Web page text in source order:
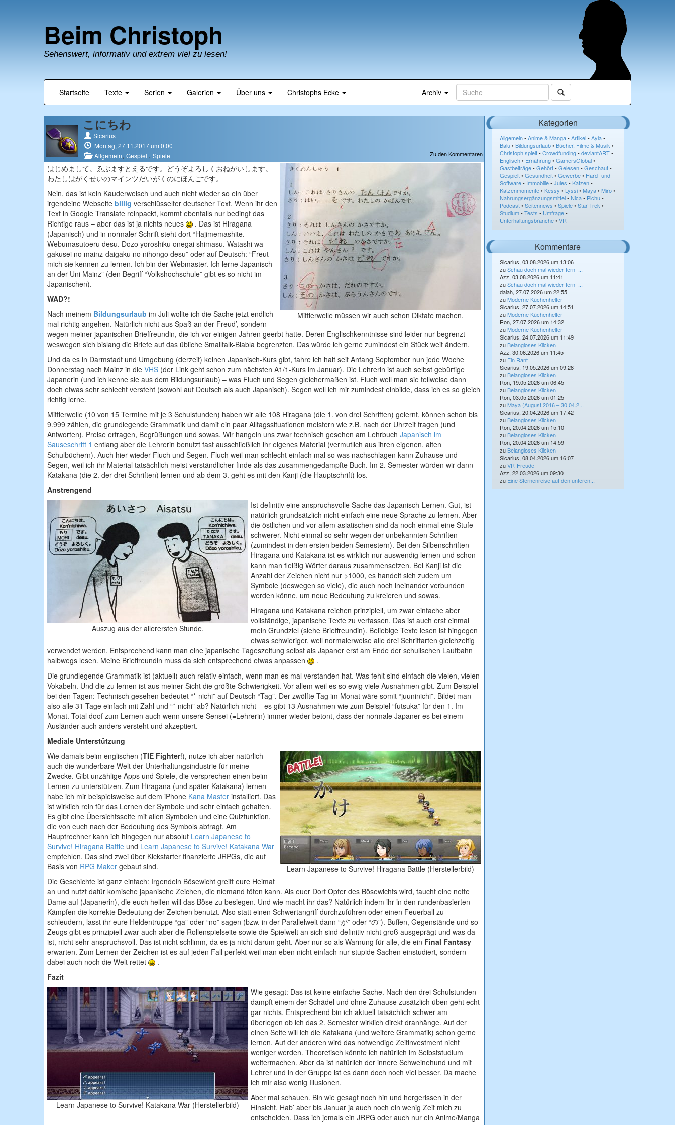
Beim Christoph
Sehenswert, informativ und extrem viel zu lesen!
Startseite Texte Serien Galerien Über uns Christophs Ecke Archiv
こにちわ
Sicarius
Montag, 27.11.2017 um 0:00
Zu den Kommentaren
Allgemein, Gespielt, Spiele
Mittlerweile müssen wir auch schon Diktate machen.
はじめまして。ゑぶますとえるです。どうぞよろしくおねがいします。
わたしはがくせいのマインツだいがくのにほんごです。
Nein, das ist kein Kauderwelsch und auch nicht wieder so ein über
irgendeine Webseite billig verschlüsselter deutscher Text. Wenn ihr den
Text in Google Translate reinpackt, kommt ebenfalls nur bedingt das
Richtige raus – aber das ist ja nichts neues
. Das ist Hiragana
(Japanisch) und in normaler Schrift steht dort “Hajimemashite.
Webumasutoeru desu. Dōzo yoroshiku onegai shimasu. Watashi wa
gakusei no mainz-daigaku no nihongo desu” oder auf Deutsch: “Freut
mich sie kennen zu lernen. Ich bin der Webmaster. Ich lerne Japanisch
an der Uni Mainz” (den Begriff “Volkshochschule” gibt es so nicht im
Japanischen).
WAD?!
Nach meinem Bildungsurlaub im Juli wollte ich die Sache jetzt endlich
mal richtig angehen. Natürlich nicht aus Spaß an der Freud’, sondern
wegen meiner japanischen Brieffreundin, die ich vor einigen Jahren geerbt hatte. Deren Englischkenntnisse sind leider nur begrenzt
weswegen sich bislang die Briefe auf das übliche Smalltalk-Blabla begrenzten. Das würde ich gerne zumindest ein Stück weit ändern.
Und da es in Darmstadt und Umgebung (derzeit) keinen Japanisch-Kurs gibt, fahre ich halt seit Anfang September nun jede Woche
Donnerstag nach Mainz in die VHS (der Link geht schon zum nächsten A1/1-Kurs im Januar). Die Lehrerin ist auch selbst gebürtige
Japanerin (und ich kenne sie aus dem Bildungsurlaub) – was Fluch und Segen gleichermaßen ist. Fluch weil man sie teilweise dann
doch etwas sehr schlecht versteht (sowohl auf Deutsch als auch Japanisch). Segen weil ich mir zumindest einbilde, dass ich es so gleich
richtig lerne.
Mittlerweile (10 von 15 Termine mit je 3 Schulstunden) haben wir alle 108 Hiragana (die 1. von drei Schriften) gelernt, können schon bis
9.999 zählen, die grundlegende Grammatik und damit ein paar Alltagssituationen meistern wie z.B. nach der Uhrzeit fragen (und
Antworten), Preise erfragen, Begrüßungen und sowas. Wir hangeln uns zwar technisch gesehen am Lehrbuch Japanisch im
Sauseschritt 1 entlang aber die Lehrerin benutzt fast ausschließlich ihr eigenes Material (vermutlich aus ihren eigenen, alten
Schulbüchern). Auch hier wieder Fluch und Segen. Fluch weil man schlecht einfach mal so was nachschlagen kann Zuhause und
Segen, weil ich ihr Material tatsächlich meist verständlicher finde als das zusammengedampfte Buch. Im 2. Semester würden wir dann
Katakana (die 2. der drei Schriften) lernen und ab dem 3. geht es mit den Kanji (die Hauptschrift) los.
Anstrengend
Auszug aus der allerersten Stunde.
Ist definitiv eine anspruchsvolle Sache das Japanisch-Lernen. Gut, ist
natürlich grundsätzlich nicht einfach eine neue Sprache zu lernen. Aber
die östlichen und vor allem asiatischen sind da noch einmal eine Stufe
schwerer. Nicht einmal so sehr wegen der unbekannten Schriften
(zumindest in den ersten beiden Semestern). Bei den Silbenschriften
Hiragana und Katakana ist es wirklich nur auswendig lernen und schon
kann man fleißig Wörter daraus zusammensetzen. Bei Kanji ist die
Anzahl der Zeichen nicht nur >1000, es handelt sich zudem um
Symbole (deswegen so viele), die auch noch ineinander verbunden
werden könne, um neue Bedeutung zu kreieren und sowas.
Hiragana und Katakana reichen prinzipiell, um zwar einfache aber
vollständige, japanische Texte zu verfassen. Das ist auch erst einmal
mein Grundziel (siehe Brieffreundin). Beliebige Texte lesen ist hingegen
etwas schwieriger, weil normalerweise alle drei Schriftarten gleichzeitig
verwendet werden. Entsprechend kann man eine japanische Tageszeitung selbst als Japaner erst am Ende der schulischen Laufbahn
halbwegs lesen. Meine Brieffreundin muss da sich entsprechend etwas anpassen
.
Die grundlegende Grammatik ist (aktuell) auch relativ einfach, wenn man es mal verstanden hat. Was fehlt sind einfach die vielen, vielen
Vokabeln. Und die zu lernen ist aus meiner Sicht die größte Schwierigkeit. Vor allem weil es so ewig viele Ausnahmen gibt. Zum Beispiel
bei den Tagen: Technisch gesehen bedeutet “*-nichi” auf Deutsch “Tag”. Der zwölfte Tag im Monat wäre somit “juuninichi”. Bildet man
also alle 31 Tage einfach mit Zahl und “*-nichi” ab? Natürlich nicht – es gibt 13 Ausnahmen wie zum Beispiel “futsuka” für den 1. Im
Monat. Total doof zum Lernen auch wenn unsere Sensei (=Lehrerin) immer wieder betont, dass der normale Japaner es bei einem
Ausländer auch anders versteht und akzeptiert.
Mediale Unterstützung
Learn Japanese to Survive! Hiragana Battle (Herstellerbild)
Wie damals beim englischen (TIE Fighter!), nutze ich aber natürlich
auch die wunderbare Welt der Unterhaltungsindustrie für meine
Zwecke. Gibt unzählige Apps und Spiele, die versprechen einen beim
Lernen zu unterstützen. Zum Hiragana (und später Katakana) lernen
habe ich mir beispielsweise auf dem iPhone Kana Master installiert. Das
ist wirklich rein für das Lernen der Symbole und sehr einfach gehalten.
Es gibt eine Übersichtsseite mit allen Symbolen und eine Quizfunktion,
die von euch nach der Bedeutung des Symbols abfragt. Am
Hauptrechner kann ich hingegen nur absolut Learn Japanese to
Survive! Hiragana Battle und Learn Japanese to Survive! Katakana War
empfehlen. Das sind zwei über Kickstarter finanzierte JRPGs, die auf
Basis von RPG Maker gebaut sind.
Die Geschichte ist ganz einfach: Irgendein Bösewicht greift eure Heimat
an und nutzt dafür komische japanische Zeichen, die niemand töten kann. Als euer Dorf Opfer des Bösewichts wird, taucht eine nette
Dame auf (Japanerin), die euch helfen will das Böse zu besiegen. Und wie macht ihr das? Natürlich indem ihr in den rundenbasierten
Kämpfen die korrekte Bedeutung der Zeichen benutzt. Also statt einen Schwertangriff durchzuführen oder einen Feuerball zu
schleudern, lasst ihr eure Heldentruppe “ga” oder “no” sagen (bzw. in der Parallelwelt dann “が” oder “の”). Buffen, Gegenstände und so
Zeugs gibt es prinzipiell zwar auch aber die Rollenspielseite sowie die Spielwelt an sich sind definitiv nicht groß ausgeprägt und was da
ist, nicht sehr anspruchsvoll. Das ist nicht schlimm, da es ja nicht darum geht. Aber nur so als Warnung für alle, die ein Final Fantasy
erwarten. Zum Lernen der Zeichen ist es auf jeden Fall perfekt weil man eben nicht einfach nur stupide Sachen einstudiert, sondern
dabei auch noch die Welt rettet
.
Fazit
Learn Japanese to Survive! Katakana War (Herstellerbild)
Wie gesagt: Das ist keine einfache Sache. Nach den drei Schulstunden
dampft einem der Schädel und ohne Zuhause zusätzlich üben geht echt
gar nichts. Entsprechend bin ich aktuell tatsächlich schwer am
überlegen ob ich das 2. Semester wirklich direkt dranhänge. Auf der
einen Seite will ich die Katakana (und weitere Grammatik) schon gerne
lernen. Auf der anderen wird das notwendige Zeitinvestment nicht
weniger werden. Theoretisch könnte ich natürlich im Selbststudium
weitermachen. Aber da ist natürlich der innere Schweinehund und mit
Lehrer und in der Gruppe ist es dann doch noch viel besser. Da mache
ich mir also wenig Illusionen.
Aber mal schauen. Bin wie gesagt noch hin und hergerissen in der
Hinsicht. Hab’ aber bis Januar ja auch noch ein wenig Zeit mich zu
entscheiden. Dass ich jemals ein JRPG oder auch nur ein Anime/Manga
Kategorien
Allgemein • Anime & Manga • Artikel • Ayla •
Balu • Bildungsurlaub • Bücher, Filme & Musik •
Christoph spielt • Crowdfunding • deviantART •
Englisch • Ernährung • GamersGlobal •
Gastbeiträge • Gehört • Gelesen • Geschaut •
Gespielt • Gesundheit • Gewerbe • Hard- und
Software • Immobilie • Jules • Katzen •
Katzenmomente • Kessy • Lyssi • Maya • Miro •
Nahrungsergänzungsmittel • Nica • Pichu •
Podcast • Seitennews • Spiele • Star Trek •
Studium • Tests • Umfrage •
Unterhaltungsbranche • VR
Kommentare
Sicarius, 03.08.2026 um 13:06
zuSchau doch mal wieder fern! ̵...
Azz, 03.08.2026 um 11:41
zuSchau doch mal wieder fern! ̵...
daiah, 27.07.2026 um 22:55
zuModerne Küchenhelfer
Sicarius, 27.07.2026 um 14:51
zuModerne Küchenhelfer
Ron, 27.07.2026 um 14:32
zuModerne Küchenhelfer
Sicarius, 24.07.2026 um 11:49
zu Belangloses Klicken
Azz, 30.06.2026 um 11:45
zu Ein Rant
Sicarius, 19.05.2026 um 09:28
zu Belangloses Klicken
Ron, 19.05.2026 um 06:45
zu Belangloses Klicken
Ron, 03.05.2026 um 01:25
zuMaya (August 2016 – 30.04.2...
Sicarius, 20.04.2026 um 17:42
zu Belangloses Klicken
Ron, 20.04.2026 um 15:10
zu Belangloses Klicken
Ron, 20.04.2026 um 14:59
zu Belangloses Klicken
Sicarius, 08.04.2026 um 16:07
zuVR-Freude
Azz, 22.03.2026 um 09:30
zu Eine Sternenreise auf den unteren...